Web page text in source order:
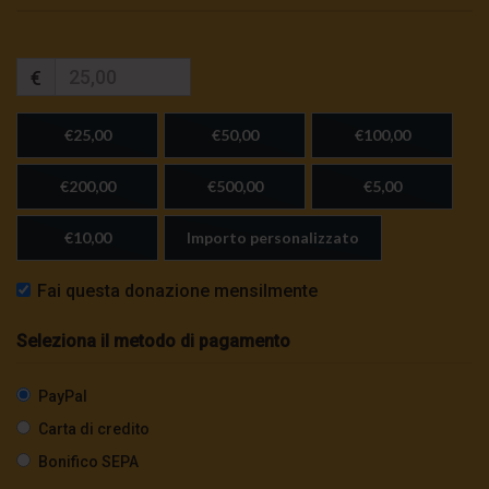
€
€25,00 €50,00 €100,00
€200,00 €500,00 €5,00
€10,00 Importo personalizzato
Fai questa donazione mensilmente
Seleziona il metodo di pagamento
PayPal
Carta di credito
Bonifico SEPA